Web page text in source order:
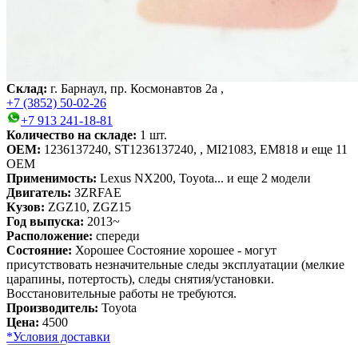
Склад: г. Барнаул, пр. Космонавтов 2а ,
+7 (3852) 50-02-26
+7 913 241-18-81
Количество на складе: 1 шт.
OEM: 1236137240, ST1236137240, , MI21083, EM818 и еще 11
OEM
Применимость: Lexus NX200, Toyota... и еще 2 модели
Двигатель: 3ZRFAE
Кузов: ZGZ10, ZGZ15
Год выпуска: 2013~
Расположение: спереди
Состояние: Хорошее Состояние хорошее - могут
присутствовать незначительные следы эксплуатации (мелкие
царапины, потертость), следы снятия/установки.
Восстановительные работы не требуются.
Производитель: Toyota
Цена: 4500
*Условия доставки